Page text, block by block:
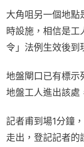
大角咀另一個地點
時設施，相信是工
令」法例生效後到
地盤閘口已有標示
地盤工人進出該處
記者甫到場1分鐘
走出，登記記者的